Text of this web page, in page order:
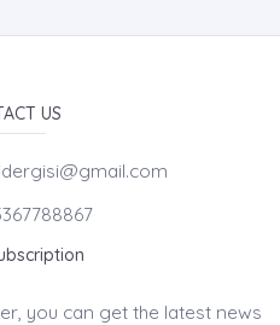
US
you can get the latest news